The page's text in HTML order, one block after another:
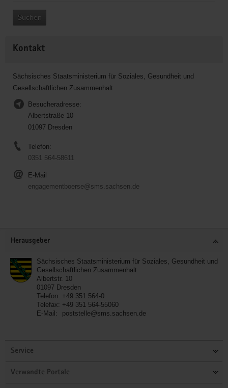
Suchen
Kontakt
Sächsisches Staatsministerium für Soziales, Gesundheit und
Gesellschaftlichen Zusammenhalt
Besucheradresse:
Albertstraße 10
01097 Dresden
Telefon:
0351 564-58611
E-Mail
engagementboerse@sms.sachsen.de
Herausgeber
Sächsisches Staatsministerium für Soziales, Gesundheit und
Gesellschaftlichen Zusammenhalt
Albertstr. 10
01097 Dresden
Telefon: +49 351 564-0
Telefax: +49 351 564-55060
E-Mail:
poststelle@sms.sachsen.de
Service
Verwandte Portale